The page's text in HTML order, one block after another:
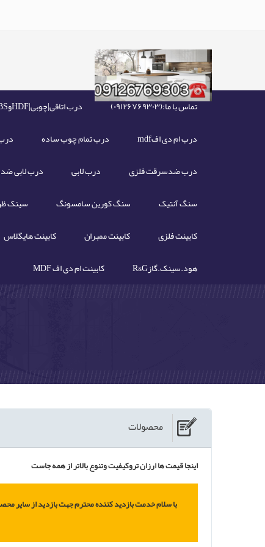
تماس با ما:(۰۹۱۲۶۷۶۹۳۰۳) درب اتاقی|چوبی|HDFوABS
درب ام دی افmdf
درب تمام چوب ساده
درب ضدسرقت فلزی
درب لابی درب لابی
سنگ آنتیک
سنگ کورین سامسونگ سینک
کابینت فلزی
کابینت ممبران کابینت هایگلاس
هود.سینک.گازR&G
کابینت ام دی اف MDF
محصولات
اینجا قیمت ها ارزان تروکیفیت وتنوع بالاتر از همه جاست
با سلام خدمت بازدید کننده محترم جهت بازدید از سایر